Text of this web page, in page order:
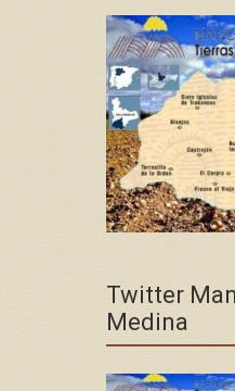
Twitter
Medina